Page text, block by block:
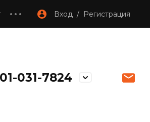
Вход / Регистрация
031-7824